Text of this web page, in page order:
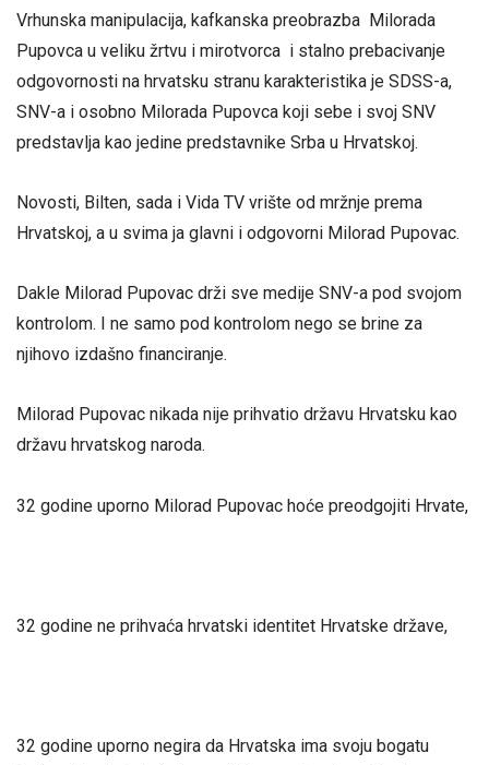
Vrhunska manipulacija, kafkanska preobrazba Milorada
Pupovca u veliku žrtvu i mirotvorca i stalno prebacivanje
odgovornosti na hrvatsku stranu karakteristika je SDSS-a,
SNV-a i osobno Milorada Pupovca koji sebe i svoj SNV
predstavlja kao jedine predstavnike Srba u Hrvatskoj.
Novosti, Bilten, sada i Vida TV vrište od mržnje prema
Hrvatskoj, a u svima ja glavni i odgovorni Milorad Pupovac.
Dakle Milorad Pupovac drži sve medije SNV-a pod svojom
kontrolom. I ne samo pod kontrolom nego se brine za
njihovo izdašno financiranje.
Milorad Pupovac nikada nije prihvatio državu Hrvatsku kao
državu hrvatskog naroda.
32 godine uporno Milorad Pupovac hoće preodgojiti Hrvate,
32 godine ne prihvaća hrvatski identitet Hrvatske države,
32 godine uporno negira da Hrvatska ima svoju bogatu